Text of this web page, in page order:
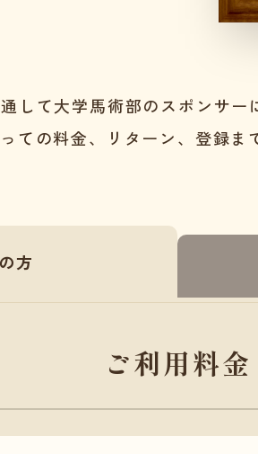
して大学馬術部のスポンサー
ての料金、リターン、登録ま
方
ご利用料金